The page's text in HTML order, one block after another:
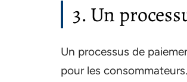
3. Un
Un processus de
pour les